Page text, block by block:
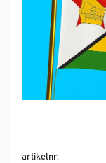
artikelnr: